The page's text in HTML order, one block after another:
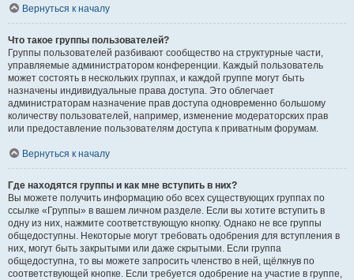
Вернуться к началу
Что такое группы пользователей?
Группы пользователей разбивают сообщество на структурные части,
управляемые администратором конференции. Каждый пользователь
может состоять в нескольких группах, и каждой группе могут быть
назначены индивидуальные права доступа. Это облегчает
администраторам назначение прав доступа одновременно большому
количеству пользователей, например, изменение модераторских прав
или предоставление пользователям доступа к приватным форумам.
Вернуться к началу
Где находятся группы и как мне вступить в них?
Вы можете получить информацию обо всех существующих группах по
ссылке «Группы» в вашем личном разделе. Если вы хотите вступить в
одну из них, нажмите соответствующую кнопку. Однако не все группы
общедоступны. Некоторые могут требовать одобрения для вступления в
них, могут быть закрытыми или даже скрытыми. Если группа
общедоступна, то вы можете запросить членство в ней, щёлкнув по
соответствующей кнопке. Если требуется одобрение на участие в группе,